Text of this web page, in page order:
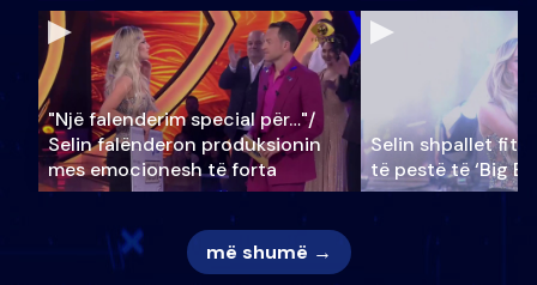
"Një falenderim special për…"/
Selin falënderon produksionin
mes emocionesh të forta
Selin shpallet
të pestë të ‘Big
më shumë →